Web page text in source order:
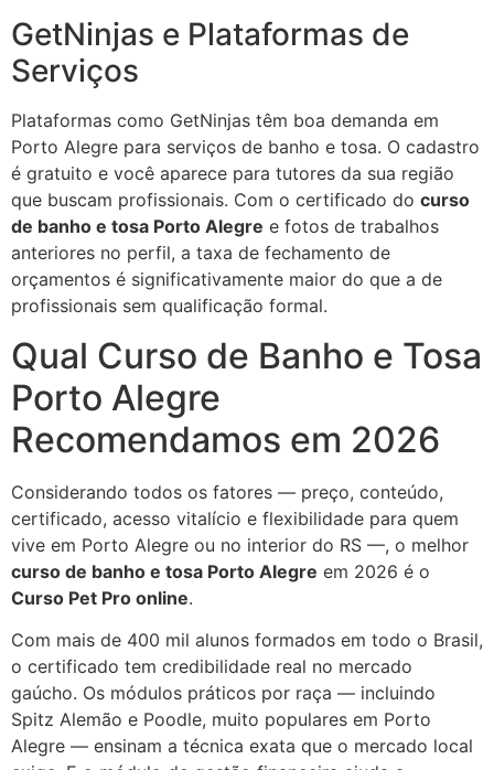
GetNinjas e Plataformas de
Serviços
Plataformas como GetNinjas têm boa demanda em
Porto Alegre para serviços de banho e tosa. O cadastro
é gratuito e você aparece para tutores da sua região
que buscam profissionais. Com o certificado do curso
de banho e tosa Porto Alegre e fotos de trabalhos
anteriores no perfil, a taxa de fechamento de
orçamentos é significativamente maior do que a de
profissionais sem qualificação formal.
Qual Curso de Banho e Tosa
Porto Alegre
Recomendamos em 2026
Considerando todos os fatores — preço, conteúdo,
certificado, acesso vitalício e flexibilidade para quem
vive em Porto Alegre ou no interior do RS —, o melhor
curso de banho e tosa Porto Alegre em 2026 é o
Curso Pet Pro online.
Com mais de 400 mil alunos formados em todo o Brasil,
o certificado tem credibilidade real no mercado
gaúcho. Os módulos práticos por raça — incluindo
Spitz Alemão e Poodle, muito populares em Porto
Alegre — ensinam a técnica exata que o mercado local